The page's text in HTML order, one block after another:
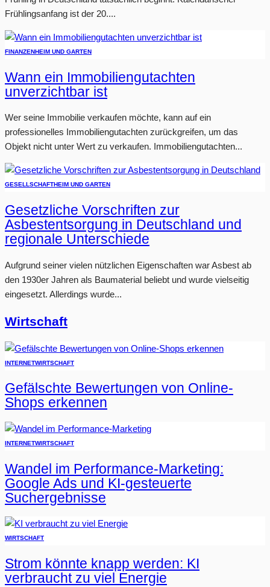
Frühlingsanfang ist der 20....
FINANZENHEIM UND GARTEN
Wann ein Immobiliengutachten
unverzichtbar ist
Wer seine Immobilie verkaufen möchte, kann auf ein
professionelles Immobiliengutachten zurückgreifen, um das
Objekt nicht unter Wert zu verkaufen. Immobiliengutachten...
GESELLSCHAFTHEIM UND GARTEN
Gesetzliche Vorschriften zur
Asbestentsorgung in Deutschland und
regionale Unterschiede
Aufgrund seiner vielen nützlichen Eigenschaften war Asbest ab
den 1930er Jahren als Baumaterial beliebt und wurde vielseitig
eingesetzt. Allerdings wurde...
Wirtschaft
INTERNETWIRTSCHAFT
Gefälschte Bewertungen von Online-
Shops erkennen
INTERNETWIRTSCHAFT
Wandel im Performance-Marketing:
Google Ads und KI-gesteuerte
Suchergebnisse
WIRTSCHAFT
Strom könnte knapp werden: KI
verbraucht zu viel Energie